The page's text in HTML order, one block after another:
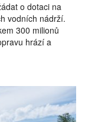
o dotaci na
vodních nádrží.
300 milionů
hrází a